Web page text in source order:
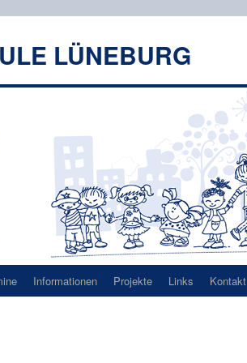
LÜNEBURG
Informationen Projekte Links Kontakt